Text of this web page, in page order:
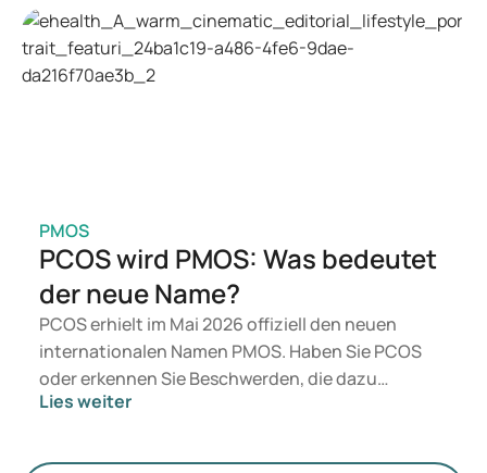
geeignet ist, entscheidet ein Arzt auf Basis Ihrer
gesundheitlichen Verfassung, Ihres BMI und Ihrer
aktuellen Medikation.
PMOS
PCOS wird PMOS: Was bedeutet
der neue Name?
PCOS erhielt im Mai 2026 offiziell den neuen
internationalen Namen PMOS. Haben Sie PCOS
oder erkennen Sie Beschwerden, die dazu
passen? Medizinisch ändert sich vorerst nichts.
Hormone, den Stoffwechsel und die Funktion der
Lies weiter